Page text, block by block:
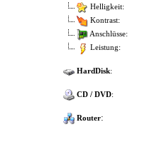
Helligkeit:
Kontrast:
Anschlüsse:
Leistung:
HardDisk:
CD / DVD:
Router: